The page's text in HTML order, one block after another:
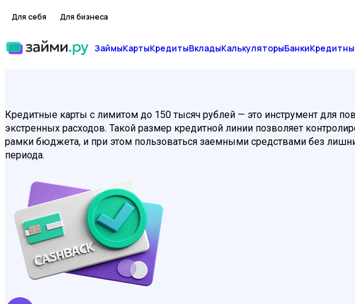
Для себя Для бизнеса
ЗаймыКартыКредитыВкладыКалькуляторыБанки
Кредитные карты с лимитом до 150 тысяч рублей — это инструмент для
экстренных расходов. Такой размер кредитной линии позволяет
рамки бюджета, и при этом пользоваться заемными средствами без
периода.